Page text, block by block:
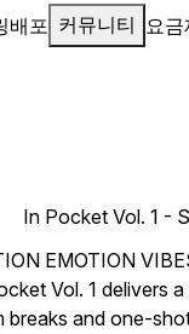
배포 커뮤니티 요금
In Pocket Vol. 1 -
EMOTION
Vol. 1 delivers
breaks and one-